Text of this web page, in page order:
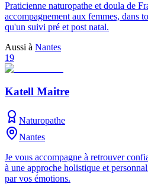
Praticienne naturopathe et doula de
accompagnement aux femmes, dans
qu'un suivi pré et post natal.
Aussi à Nantes
19
Katell Maitre
Naturopathe
Nantes
Je vous accompagne à retrouver
à une approche holistique et
par vos émotions.